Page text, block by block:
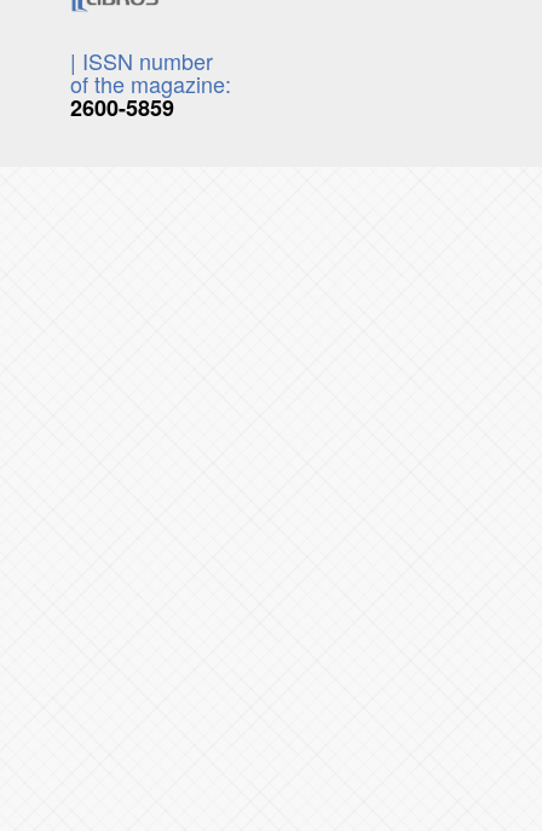
| ISSN number
of the magazine:
2600-5859